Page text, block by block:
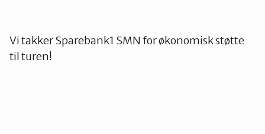
Vi takker Sparebank1 SMN for økonomisk støtte
til turen!